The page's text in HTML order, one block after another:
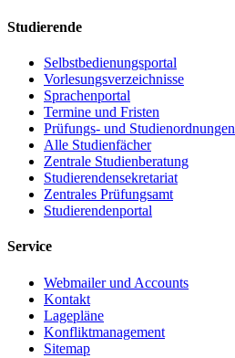
Studierende
Selbstbedienungsportal
Vorlesungsverzeichnisse
Sprachenportal
Termine und Fristen
Prüfungs- und Studienordnungen
Alle Studienfächer
Zentrale Studienberatung
Studierendensekretariat
Zentrales Prüfungsamt
Studierendenportal
Service
Webmailer und Accounts
Kontakt
Lagepläne
Konfliktmanagement
Sitemap